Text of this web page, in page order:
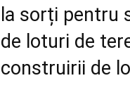
la sorți pentru
de loturi de
construirii de